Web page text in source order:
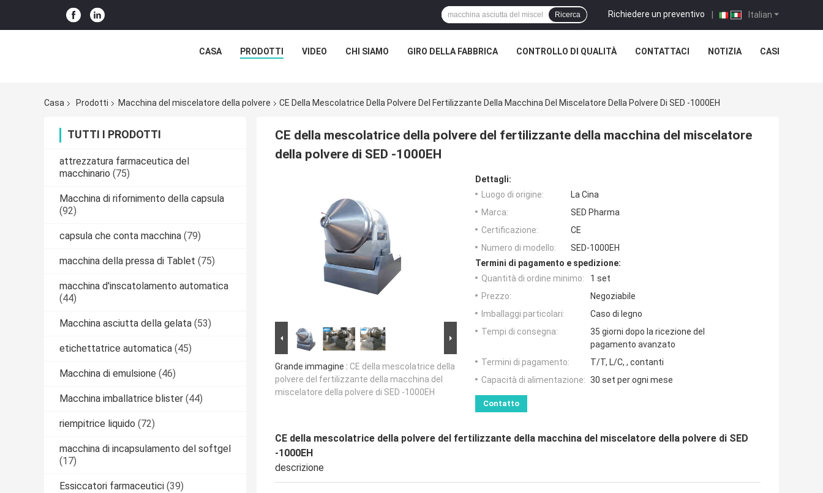
Italian
Richiedere un preventivo |
Ricerca
CASA PRODOTTI VIDEO CHI SIAMO GIRO DELLA FABBRICA CONTROLLO DI QUALITÀ CONTATTACI NOTIZIA CASI
Casa Prodotti Macchina del miscelatore della polvere CE Della Mescolatrice Della Polvere Del Fertilizzante Della Macchina Del Miscelatore Della Polvere Di SED -1000EH
TUTTI I PRODOTTI
attrezzatura farmaceutica del
macchinario (75)
Macchina di rifornimento della capsula
(92)
capsula che conta macchina (79)
macchina della pressa di Tablet (75)
macchina d'inscatolamento automatica
(44)
Macchina asciutta della gelata (53)
etichettatrice automatica (45)
Macchina di emulsione (46)
Macchina imballatrice blister (44)
riempitrice liquido (72)
macchina di incapsulamento del softgel
(17)
Essiccatori farmaceutici (39)
CE della mescolatrice della polvere del fertilizzante della macchina del miscelatore
della polvere di SED -1000EH
Grande immagine : CE della mescolatrice della
polvere del fertilizzante della macchina del
miscelatore della polvere di SED -1000EH
Dettagli:
Luogo di origine:
La Cina
Marca:
SED Pharma
Certificazione:
CE
Numero di modello:
SED-1000EH
Termini di pagamento e spedizione:
Quantità di ordine minimo:
1 set
Prezzo:
Negoziabile
Imballaggi particolari:
Caso di legno
Tempi di consegna:
35 giorni dopo la ricezione del
pagamento avanzato
Termini di pagamento:
T/T, L/C, , contanti
Capacità di alimentazione: 30 set per ogni mese
Contatto
CE della mescolatrice della polvere del fertilizzante della macchina del miscelatore della polvere di SED
-1000EH
descrizione